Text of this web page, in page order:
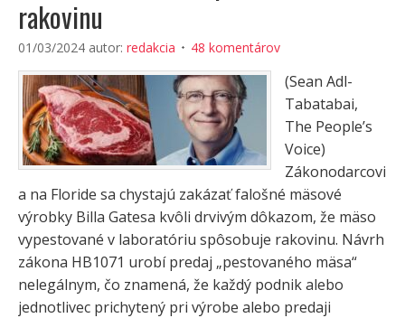
rakovinu
01/03/2024 autor: redakcia 48 komentárov
(Sean Adl-
Tabatabai,
The People’s
Voice)
Zákonodarcovi
a na Floride sa chystajú zakázať falošné mäsové
výrobky Billa Gatesa kvôli drvivým dôkazom, že mäso
vypestované v laboratóriu spôsobuje rakovinu. Návrh
zákona HB1071 urobí predaj „pestovaného mäsa“
nelegálnym, čo znamená, že každý podnik alebo
jednotlivec prichytený pri výrobe alebo predaji